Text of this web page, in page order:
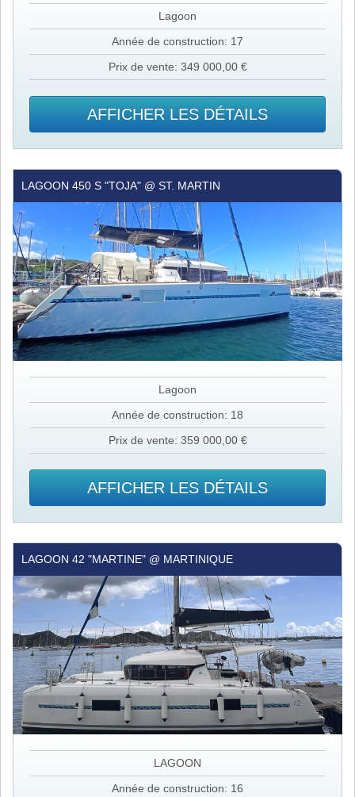
Lagoon
Année de construction: 17
Prix de vente: 349 000,00 €
AFFICHER LES DÉTAILS
450
S
"Toja"
@
St.
Martin
LAGOON 450 S "TOJA" @ ST. MARTIN
Lagoon
Année de construction: 18
Prix de vente: 359 000,00 €
AFFICHER LES DÉTAILS
42
"Martine"
@
Martinique
LAGOON 42 "MARTINE" @ MARTINIQUE
LAGOON
Année de construction: 16